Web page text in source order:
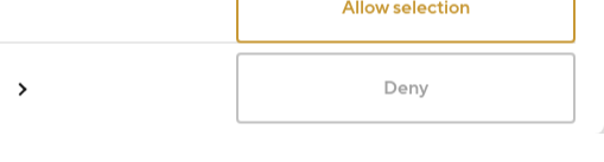
Allow selection
Deny